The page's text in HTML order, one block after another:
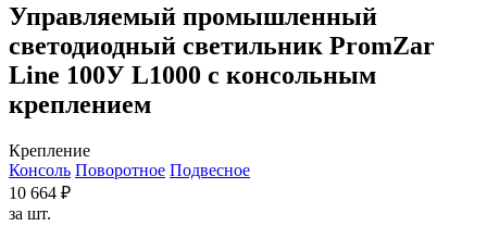
Управляемый промышленный
светодиодный светильник PromZar
Line 100У L1000 с консольным
креплением
Крепление
Консоль Поворотное Подвесное
10 664 ₽
за шт.